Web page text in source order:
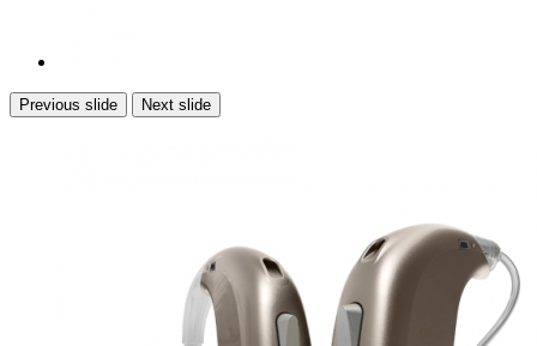
Previous slide Next slide